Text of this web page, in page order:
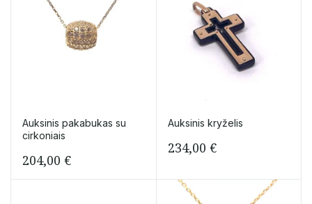
Auksinis pakabukas su
cirkoniais
204,00 €
Auksinis kryželis
234,00 €